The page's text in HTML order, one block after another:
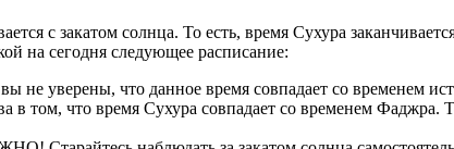
с закатом солнца. То есть, время Сухура
на сегодня следующее расписание:
уверены, что данное время совпадает со временем
в том, что время Сухура совпадает со временем